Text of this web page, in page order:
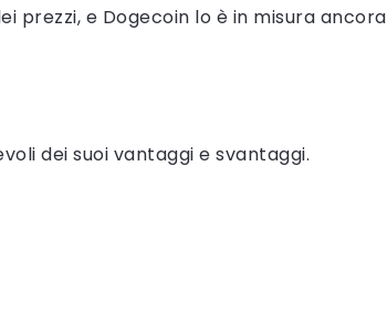
prezzi, e Dogecoin lo è in misura ancora
dei suoi vantaggi e svantaggi.